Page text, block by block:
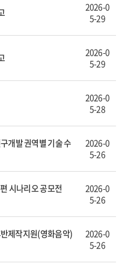
2026-0
5-29
2026-0
5-29
2026-0
5-28
개발 권역별 기술 수
2026-0
5-26
시나리오 공모전
2026-0
5-26
제작지원(영화음악)
2026-0
5-26